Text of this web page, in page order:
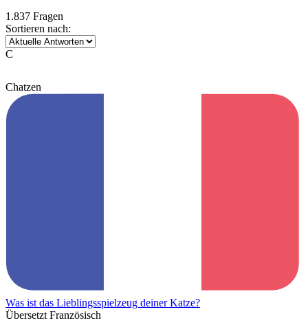
1.837 Fragen
Sortieren nach:
C
Chatzen
Was ist das Lieblingsspielzeug deiner Katze?
Übersetzt Französisch